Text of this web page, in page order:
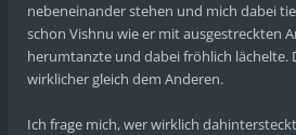
nebeneinander stehen und mich dabei
schon Vishnu wie er mit ausgestreckten
herumtanzte und dabei fröhlich lächelte.
wirklicher gleich dem Anderen.
Ich frage mich, wer wirklich